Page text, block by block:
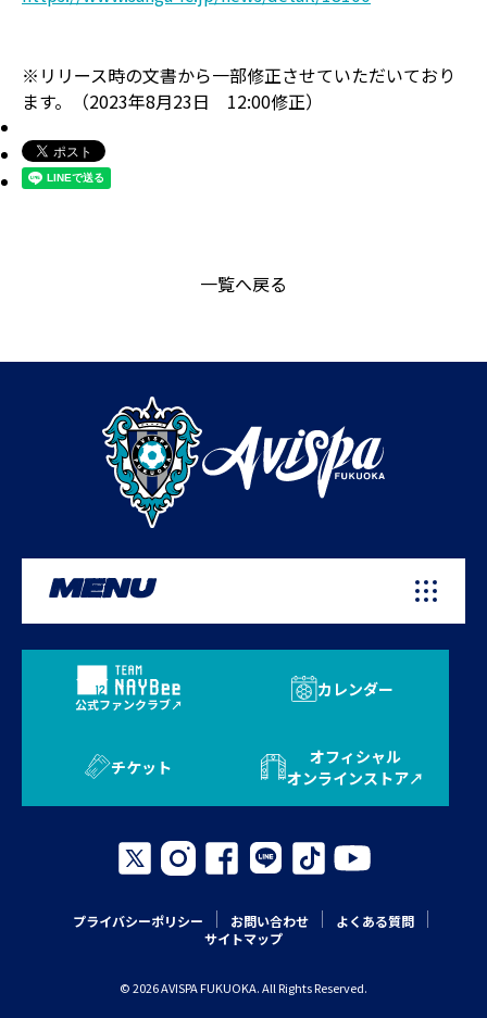
※リリース時の文書から一部修正させていただいており
ます。（2023年8月23日 12:00修正）
一覧へ戻る
MENU
公式ファンクラブ
カレンダー
チケット
オフィシャル
オンラインストア
プライバシーポリシー お問い合わせ
よくある質問
サイトマップ
© 2026 AVISPA FUKUOKA. All Rights Reserved.